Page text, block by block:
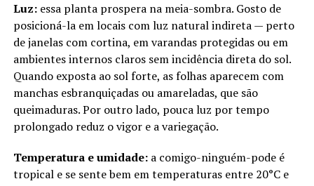
Luz:essa planta prospera na meia-sombra. Gosto de
posicioná-la em locais com luz natural indireta — perto
de janelas com cortina, em varandas protegidas ou em
ambientes internos claros sem incidência direta do sol.
Quando exposta ao sol forte, as folhas aparecem com
manchas esbranquiçadas ou amareladas, que são
queimaduras. Por outro lado, pouca luz por tempo
prolongado reduz o vigor e a variegação.
Temperatura e umidade:a comigo-ninguém-pode é
tropical e se sente bem em temperaturas entre 20°C e